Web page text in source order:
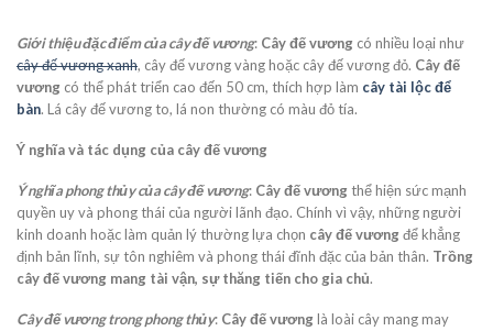
Giới thiệu đặc điểm của cây đế vương: Cây đế vương có nhiều loại như
cây đế vương xanh, cây đế vương vàng hoặc cây đế vương đỏ. Cây đế
vương có thể phát triển cao đến 50 cm, thích hợp làm cây tài lộc để
bàn. Lá cây đế vương to, lá non thường có màu đỏ tía.
Ý nghĩa và tác dụng của cây đế vương
Ý nghĩa phong thủy của cây đế vương: Cây đế vương thể hiện sức mạnh
quyền uy và phong thái của người lãnh đạo. Chính vì vậy, những người
kinh doanh hoặc làm quản lý thường lựa chọn cây đế vương để khẳng
định bản lĩnh, sự tôn nghiêm và phong thái đĩnh đặc của bản thân. Trồng
cây đế vương mang tài vận, sự thăng tiến cho gia chủ.
Cây đế vương trong phong thủy: Cây đế vương là loài cây mang may